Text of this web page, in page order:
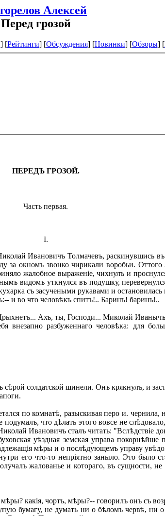
Алексей
Перед грозой
] [Рейтинги] [Обсуждения] [Новинки] [Обзоры] [
ПЕРЕДЪ ГРОЗОЙ.
Часть первая.
I.
Ивановичъ Толмачевъ, раскинувшись
за окномъ звонко чирикали воробьи.
жалобное выраженіе, чихнулъ и
видомъ уткнулся въ подушку,
съ засучеными рукавами и остановилась
и во что человѣкъ спитъ!.. Баринъ! баринъ!..
Ахъ, ты, Господи... Миколай
внезапно разбуженнаго человѣка: для
солдатской шинели. Онъ крякнулъ, и
по комнатѣ, разыскивая перо и. чернила,
что дѣлать этого вовсе не
Ивановичъ сталъ читать: "Вслѣдствіе
уѣздная земская управа
мѣры и о послѣдующемъ управу
его что-то непріятно заныло. Это было
жалованье и котораго, въ сущности,
какія, чортъ, мѣры?-- говорилъ онъ съ
бумагу, не думать ни о бѣломъ червѣ, ни